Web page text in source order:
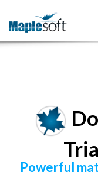
Powerful